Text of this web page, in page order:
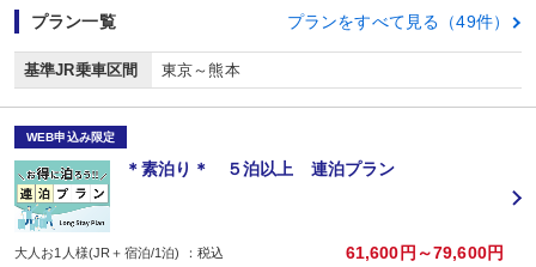
プラン一覧 プランをすべて見る（49件）
基準JR乗車区間 東京～熊本
WEB申込み限定
＊素泊り＊ ５泊以上 連泊プラン
大人お1人様(JR＋宿泊/1泊) ：税込 61,600円～79,600円